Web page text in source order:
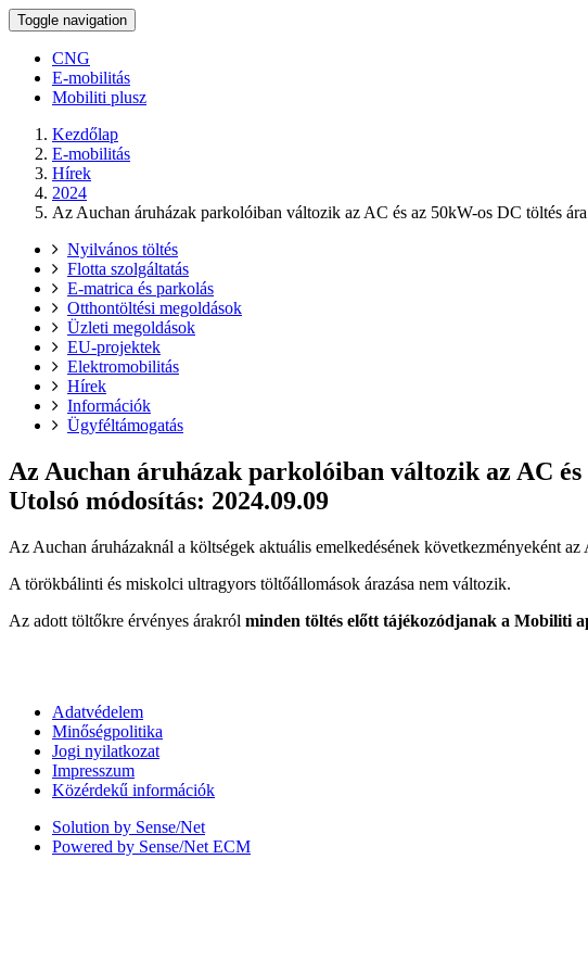
Toggle navigation
CNG
E-mobilitás
Mobiliti plusz
Kezdőlap
E-mobilitás
Hírek
2024
Az Auchan áruházak parkolóiban változik az AC és az 50kW-os DC töltés ára
Nyilvános töltés
Flotta szolgáltatás
E-matrica és parkolás
Otthontöltési megoldások
Üzleti megoldások
EU-projektek
Elektromobilitás
Hírek
Információk
Ügyféltámogatás
Az Auchan áruházak parkolóiban változik az AC
Utolsó módosítás: 2024.09.09
Az Auchan áruházaknál a költségek aktuális emelkedésének következményeként
A törökbálinti és miskolci ultragyors töltőállomások árazása nem változik.
Az adott töltőkre érvényes árakról minden töltés előtt tájékozódjanak a Mobiliti
Adatvédelem
Minőségpolitika
Jogi nyilatkozat
Impresszum
Közérdekű információk
Solution by Sense/Net
Powered by Sense/Net ECM